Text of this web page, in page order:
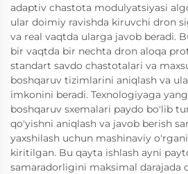
adaptiv chastota modulyatsiyasi
ular doimiy ravishda kiruvchi dron
va real vaqtda ularga javob beradi.
bir vaqtda bir nechta dron aloqa
standart savdo chastotalari va
boshqaruv tizimlarini aniqlash va
imkonini beradi. Texnologiyaga
boshqaruv sxemalari paydo bo'lib
qo'yishni aniqlash va javob berish
yaxshilash uchun mashinaviy
kiritilgan. Bu qayta ishlash ayni
samaradorligini maksimal darajada